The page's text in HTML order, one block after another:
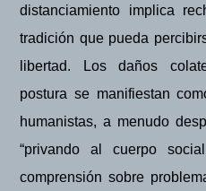
distanciamiento implica
tradición que pueda
libertad. Los daños
postura se manifiestan
humanistas, a menudo
“privando al cuerpo
comprensión sobre